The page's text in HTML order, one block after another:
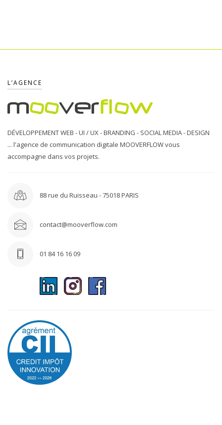
L’AGENCE
DÉVELOPPEMENT WEB - UI / UX - BRANDING - SOCIAL MEDIA - DESIGN
... l'agence de communication digitale MOOVERFLOW vous
accompagne dans vos projets.
88 rue du Ruisseau - 75018 PARIS
contact@mooverflow.com
01 84 16 16 09